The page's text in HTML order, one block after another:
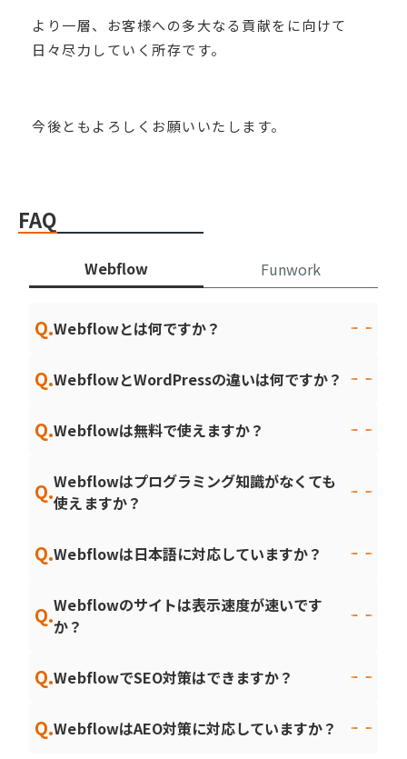
より一層、お客様への多大なる貢献をに向けて
日々尽力していく所存です。
今後ともよろしくお願いいたします。
FAQ
Webflow Funwork
Q.Webflowとは何ですか？
Q.WebflowとWordPressの違いは何ですか？
Q.Webflowは無料で使えますか？
Q.Webflowはプログラミング知識がなくても
使えますか？
Q.Webflowは日本語に対応していますか？
Q.Webflowのサイトは表示速度が速いです
か？
Q.WebflowでSEO対策はできますか？
Q.WebflowはAEO対策に対応していますか？